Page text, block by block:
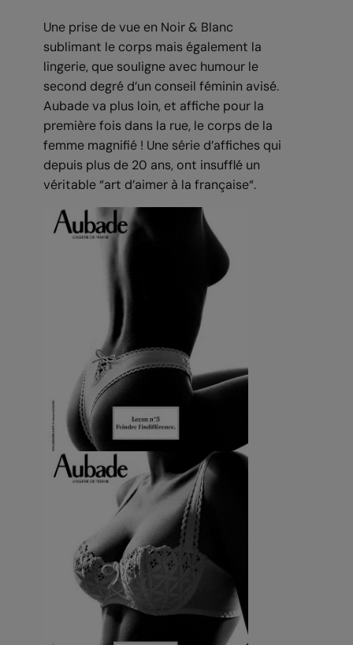
Une prise de vue en Noir & Blanc
sublimant le corps mais également la
lingerie, que souligne avec humour le
second degré d’un conseil féminin avisé.
Aubade va plus loin, et affiche pour la
première fois dans la rue, le corps de la
femme magnifié ! Une série d’affiches qui
depuis plus de 20 ans, ont insufflé un
véritable “art d’aimer à la française“.